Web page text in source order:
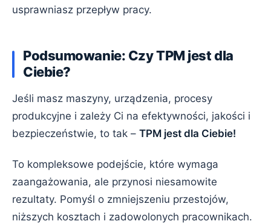
usprawniasz przepływ pracy.
Podsumowanie: Czy TPM jest dla
Ciebie?
Jeśli masz maszyny, urządzenia, procesy
produkcyjne i zależy Ci na efektywności, jakości i
bezpieczeństwie, to tak – TPM jest dla Ciebie!
To kompleksowe podejście, które wymaga
zaangażowania, ale przynosi niesamowite
rezultaty. Pomyśl o zmniejszeniu przestojów,
niższych kosztach i zadowolonych pracownikach.